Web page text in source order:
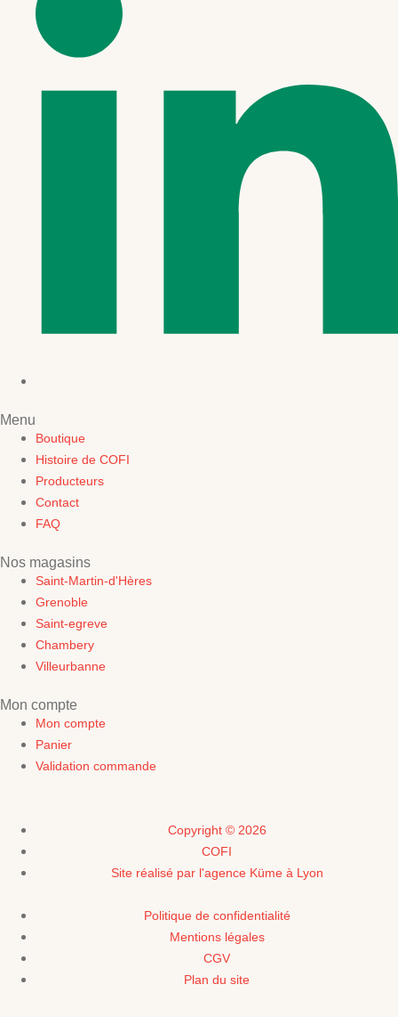
Menu
Boutique
Histoire de COFI
Producteurs
Contact
FAQ
Nos magasins
Saint-Martin-d'Hères
Grenoble
Saint-egreve
Chambery
Villeurbanne
Mon compte
Mon compte
Panier
Validation commande
Copyright © 2026
COFI
Site réalisé par l'agence Küme à Lyon
Politique de confidentialité
Mentions légales
CGV
Plan du site